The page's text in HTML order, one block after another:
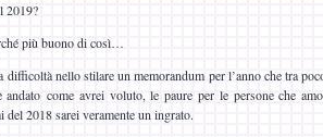
2019?
più buono di così…
difficoltà nello stilare un memorandum per l’anno che tra
andato come avrei voluto, le paure per le persone che
del 2018 sarei veramente un ingrato.